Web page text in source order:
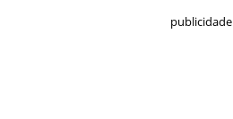
publicidade